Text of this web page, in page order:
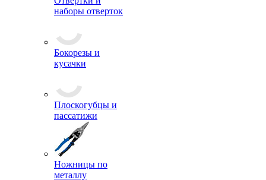
Отвертки и
наборы отверток
Бокорезы и
Плоскогубцы и
пассатижи